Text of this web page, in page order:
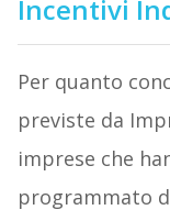
Incentivi
Per quanto
previste da
imprese che
programmato